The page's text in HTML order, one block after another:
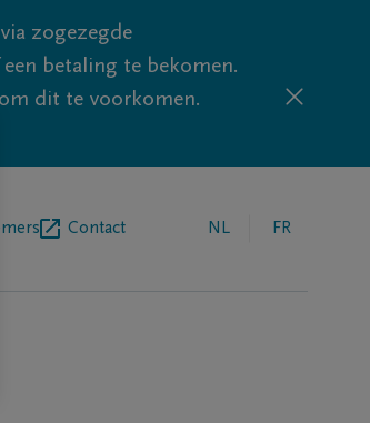
zogezegde
betaling te bekomen.
dit te voorkomen.
Contact NL FR